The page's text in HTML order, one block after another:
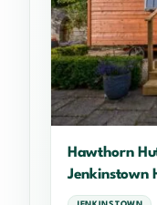
Hawthorn
Jenkinstown